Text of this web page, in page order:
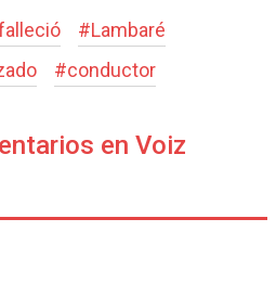
#Lambaré
#conductor
en Voiz